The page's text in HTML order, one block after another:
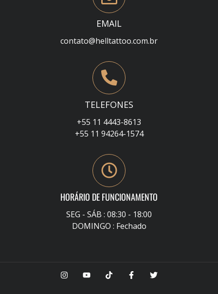
EMAIL
contato@helltattoo.com.br
TELEFONES
+55 11 4443-8613
+55 11 94264-1574
HORÁRIO DE FUNCIONAMENTO
SEG - SÁB : 08:30 - 18:00
DOMINGO : Fechado